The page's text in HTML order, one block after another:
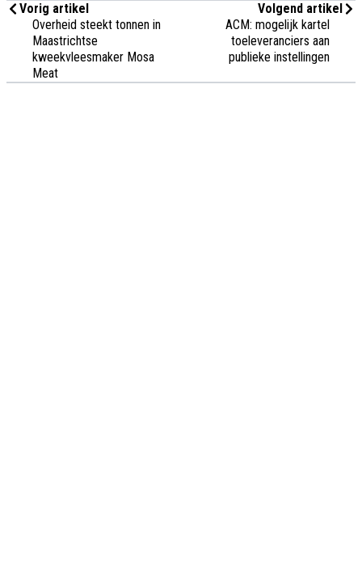
Vorig artikel
Overheid steekt tonnen in
Maastrichtse
kweekvleesmaker Mosa
Meat
Volgend artikel
ACM: mogelijk kartel
toeleveranciers aan
publieke instellingen